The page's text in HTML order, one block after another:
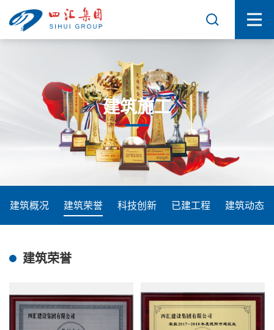
建筑施工
建筑概况 建筑荣誉 科技创新 已建工程 建筑动态
建筑荣誉